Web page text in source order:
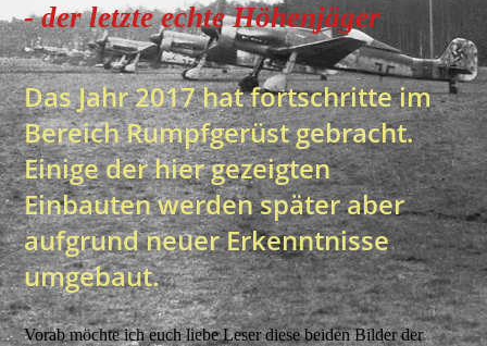
- der letzte echte Höhenjäger
Das Jahr 2017 hat fortschritte im
Bereich Rumpfgerüst gebracht.
Einige der hier gezeigten
Einbauten werden später aber
aufgrund neuer Erkenntnisse
umgebaut.
Vorab möchte ich euch liebe Leser diese beiden Bilder der